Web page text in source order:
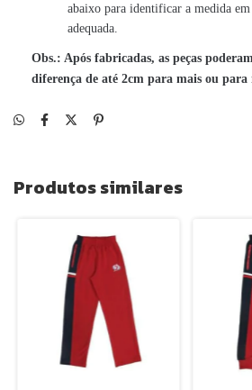
abaixo para identificar a medida
adequada.
Obs.: Após fabricadas, as peças
diferença de até 2cm para mais ou para
Produtos similares